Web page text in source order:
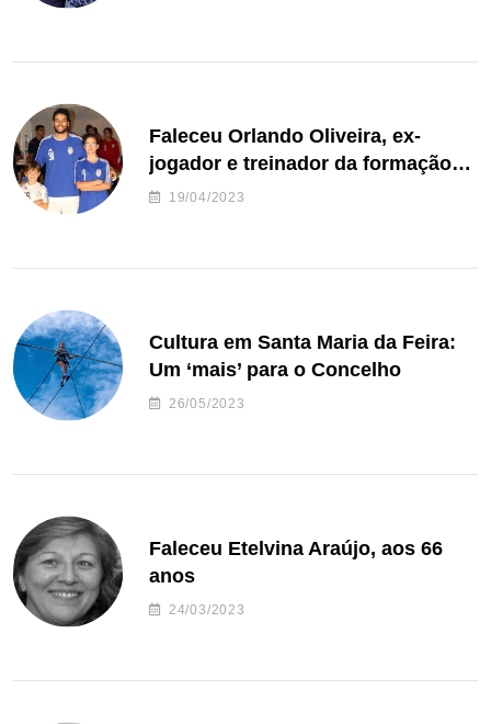
Faleceu Orlando Oliveira, ex-
jogador e treinador da formação
de andebol do Feirense
19/04/2023
Cultura em Santa Maria da Feira:
Um ‘mais’ para o Concelho
26/05/2023
Faleceu Etelvina Araújo, aos 66
anos
24/03/2023